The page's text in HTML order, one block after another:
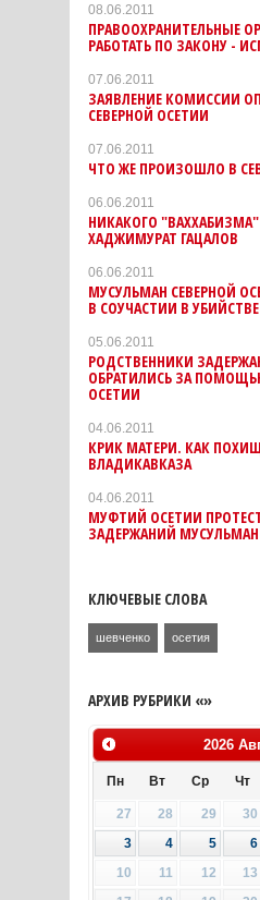
08.06.2011
ПРАВООХРАНИТЕЛЬНЫЕ
РАБОТАТЬ ПО ЗАКОНУ -
07.06.2011
ЗАЯВЛЕНИЕ КОМИССИИ
СЕВЕРНОЙ ОСЕТИИ
07.06.2011
ЧТО ЖЕ ПРОИЗОШЛО В
06.06.2011
НИКАКОГО
ХАДЖИМУРАТ ГАЦАЛОВ
06.06.2011
МУСУЛЬМАН СЕВЕРНОЙ
В СОУЧАСТИИ В
05.06.2011
РОДСТВЕННИКИ
ОБРАТИЛИСЬ ЗА
ОСЕТИИ
04.06.2011
КРИК МАТЕРИ. КАК
ВЛАДИКАВКАЗА
04.06.2011
МУФТИЙ ОСЕТИИ
ЗАДЕРЖАНИЙ МУСУЛЬМАН
КЛЮЧЕВЫЕ СЛОВА
шевченко осетия
АРХИВ РУБРИКИ «»
2026
Пн Вт Ср Чт
27 28 29 30
3
4 5 6
10
11 12 13